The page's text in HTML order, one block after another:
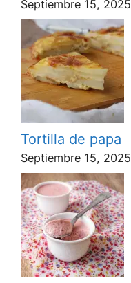
Septiembre 15, 2025
Tortilla de papa
Septiembre 15, 2025